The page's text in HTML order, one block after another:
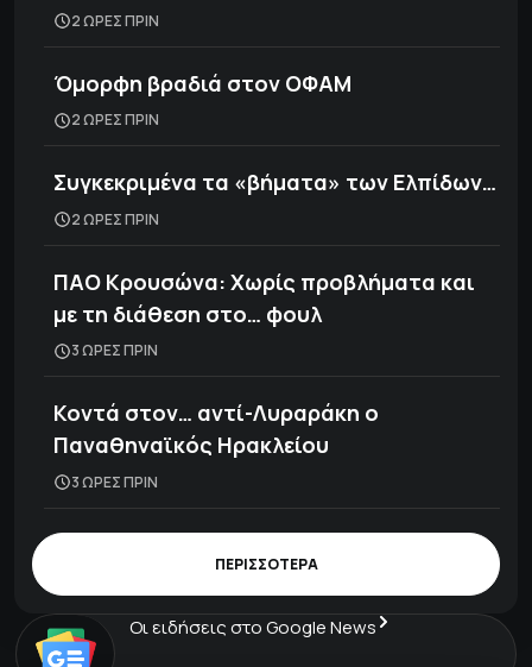
2 ΩΡΕΣ ΠΡΙΝ
Όμορφη βραδιά στον ΟΦΑΜ
2 ΩΡΕΣ ΠΡΙΝ
Συγκεκριμένα τα «βήματα» των Ελπίδων…
2 ΩΡΕΣ ΠΡΙΝ
ΠΑΟ Κρουσώνα: Χωρίς προβλήματα και
με τη διάθεση στο… φουλ
3 ΩΡΕΣ ΠΡΙΝ
Κοντά στον… αντί-Λυραράκη ο
Παναθηναϊκός Ηρακλείου
3 ΩΡΕΣ ΠΡΙΝ
ΠΕΡΙΣΣΟΤΕΡΑ
Οι ειδήσεις στο Google News